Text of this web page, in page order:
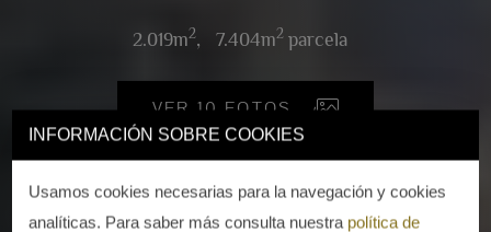
INFORMACIÓN SOBRE COOKIES
Usamos cookies necesarias para la navegación y cookies
analíticas. Para saber más consulta nuestra política de
2.019m2, 7.404m2 parcela
VER 10 FOTOS